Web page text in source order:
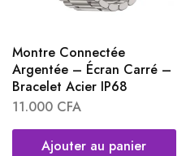
Montre Connectée
Argentée – Écran Carré –
Bracelet Acier IP68
11.000 CFA
Ajouter au panier